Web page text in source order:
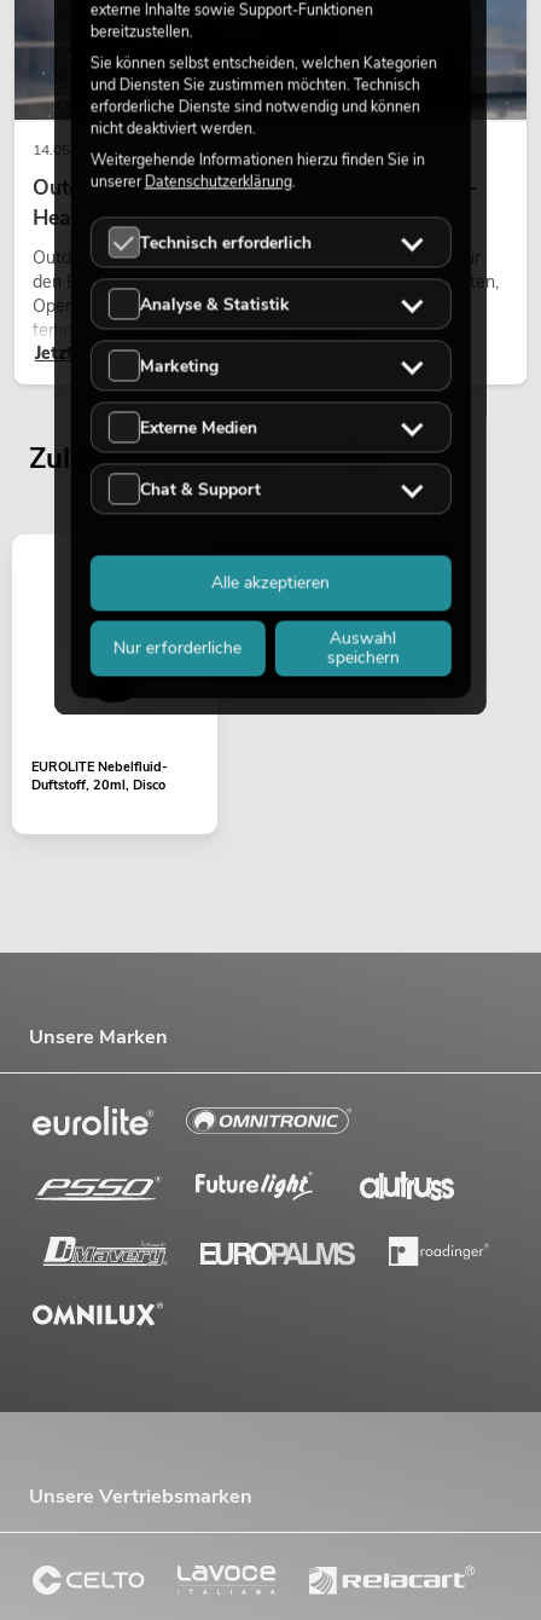
14.05.2026
Outdoor Moving-Heads: Wetterfeste Moving-
Heads bei Events
Outdoor Moving-Heads sind bewegliche Scheinwerfer für
den Einsatz im Freien. Sie werden bei Festivals, Stadtfesten,
Open-Air-Konzerten, Architekturinszenierungen und
temporären Außeninstallationen eingesetzt.
Jetzt lesen
Zuletzt angesehene Artikel
EUROLITE Nebelfluid-
Duftstoff, 20ml, Disco
Unsere Marken
Unsere Vertriebsmarken
externe Inhalte sowie Support-Funktionen
bereitzustellen.
Sie können selbst entscheiden, welchen Kategorien
und Diensten Sie zustimmen möchten. Technisch
erforderliche Dienste sind notwendig und können
nicht deaktiviert werden.
Weitergehende Informationen hierzu finden Sie in
unsererDatenschutzerklärung.
Technisch erforderlich
Analyse & Statistik
Marketing
Externe Medien
Chat & Support
Nur erforderliche
Auswahl
speichern
Alle akzeptieren